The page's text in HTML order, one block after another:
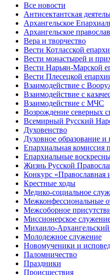
Все новости
Антисектантская
Архангельское
Архангельское
Вера и творчество
Вести Котласской
Вести монастырей и
Вести Нарьян-Марской
Вести Плесецкой
Взаимодействие с
Взаимодействие с
Взаимодействие с МЧС
Возрождение северных
Всемирный Русский
Духовенство
Духовное образование и
Епархиальная комиссия
Епархиальные
Жизнь Русской
Конкурс «Православная
Крестные ходы
Медико-социальное
Межконфессиональные
Межсоборное
Миссионерское
Михаило-
Молодежное служение
Новомученики и
Паломничество
Праздники
Происшествия